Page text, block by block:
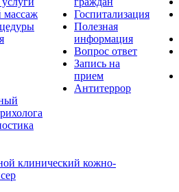
Госпитализация
Полезная
информация
Вопрос ответ
Запись на
прием
Антитеррор